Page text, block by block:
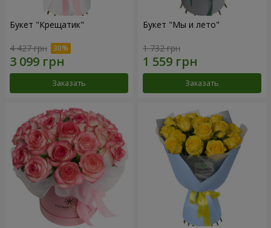
Букет "Крещатик"
4 427 грн
Заказать
Букет "Мы и лето"
1 732 грн
Заказать